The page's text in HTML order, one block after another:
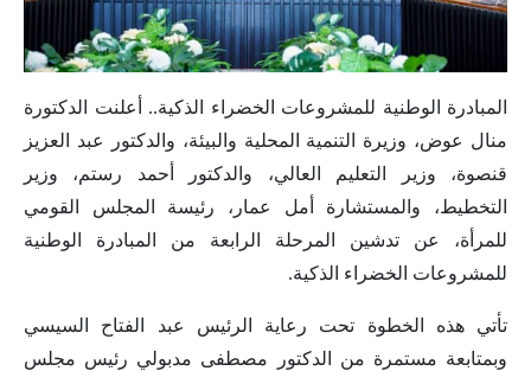
المبادرة الوطنية للمشروعات الخضراء الذكية.. أعلنت الدكتورة
منال عوض، وزيرة التنمية المحلية والبيئة، والدكتور عبد العزيز
قنصوة، وزير التعليم العالي، والدكتور أحمد رستم، وزير
التخطيط، والمستشارة أمل عمار، رئيسة المجلس القومي
للمرأة، عن تدشين المرحلة الرابعة من المبادرة الوطنية
للمشروعات الخضراء الذكية.
تأتي هذه الخطوة تحت رعاية الرئيس عبد الفتاح السيسي
وبمتابعة مستمرة من الدكتور مصطفى مدبولي رئيس مجلس